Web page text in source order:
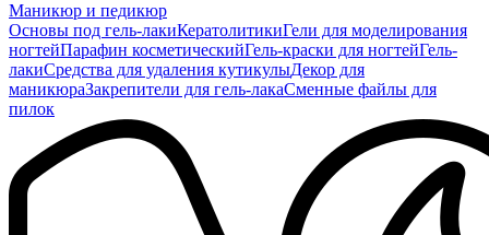
Маникюр и педикюр
Основы под гель-лакиКератолитикиГели для моделирования
ногтейПарафин косметическийГель-краски для ногтейГель-
лакиСредства для удаления кутикулыДекор для
маникюраЗакрепители для гель-лакаСменные файлы для
пилок